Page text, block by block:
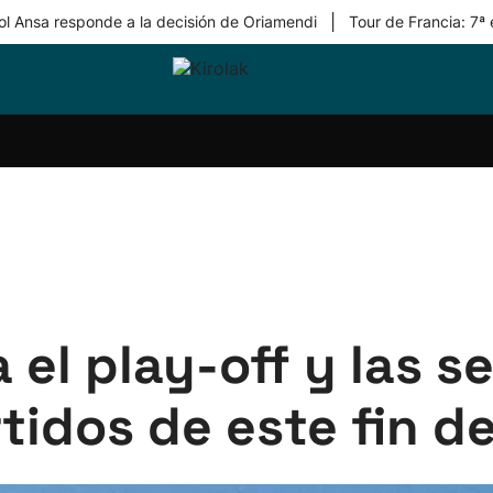
Ansa responde a la decisión de Oriamendi Tour de Francia: 7ª
Equipos
el play-off y las
de este fin